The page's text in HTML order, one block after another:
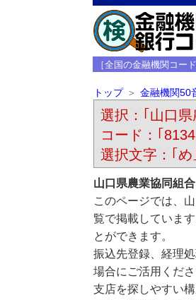
［全国の金融機関コー
トップ 金融機関50
選択：｢山口県
コード：｢8134
選択文字：｢め
山口県農業協同組
このページでは、
覧で掲載していま
とができます。
振込先登録、経理
場合にご活用くだ
支店を探しやすい構